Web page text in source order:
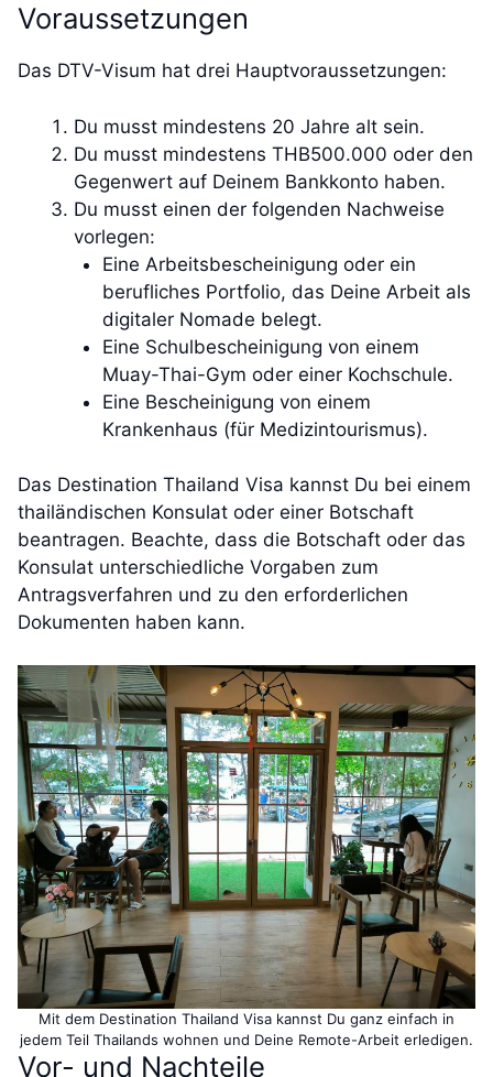
Voraussetzungen
Das DTV-Visum hat drei Hauptvoraussetzungen:
Du musst mindestens 20 Jahre alt sein.
Du musst mindestens THB500.000 oder den
Gegenwert auf Deinem Bankkonto haben.
Du musst einen der folgenden Nachweise
vorlegen:
Eine Arbeitsbescheinigung oder ein
berufliches Portfolio, das Deine Arbeit als
digitaler Nomade belegt.
Eine Schulbescheinigung von einem
Muay-Thai-Gym oder einer Kochschule.
Eine Bescheinigung von einem
Krankenhaus (für Medizintourismus).
Das Destination Thailand Visa kannst Du bei einem
thailändischen Konsulat oder einer Botschaft
beantragen. Beachte, dass die Botschaft oder das
Konsulat unterschiedliche Vorgaben zum
Antragsverfahren und zu den erforderlichen
Dokumenten haben kann.
Mit dem Destination Thailand Visa kannst Du ganz einfach in
jedem Teil Thailands wohnen und Deine Remote-Arbeit erledigen.
Vor- und Nachteile